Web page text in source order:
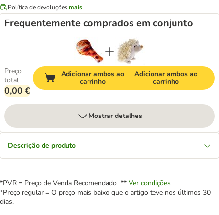
Política de devoluçõesmais
Frequentemente comprados em conjunto
Preço
total
0,00 €
Adicionar ambos ao
carrinho
Adicionar ambos ao
carrinho
Mostrar detalhes
Descrição de produto
*PVR = Preço de Venda Recomendado ** Ver condições
*Preço regular = O preço mais baixo que o artigo teve nos últimos 30
dias.